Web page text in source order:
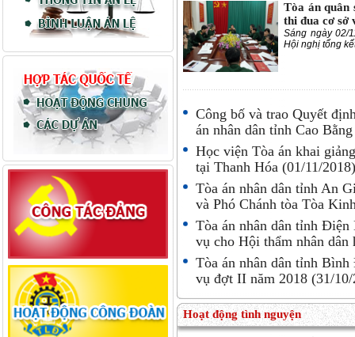
Tòa án quân
thi đua cơ sở
Sáng ngày 02/
Hội nghị tổng
Công bố và trao Quyết
án nhân dân tỉnh Cao
Học viện Tòa án khai
tại Thanh Hóa (01/11/2018)
Tòa án nhân dân tỉnh An
và Phó Chánh tòa Tòa
Tòa án nhân dân tỉnh
vụ cho Hội thẩm nhân
Tòa án nhân dân tỉnh
vụ đợt II năm 2018 (31/
Hoạt động tình nguyện